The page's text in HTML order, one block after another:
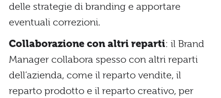
delle strategie di branding e apportare
eventuali correzioni.
Collaborazione con altri reparti: il Brand
Manager collabora spesso con altri reparti
dell’azienda, come il reparto vendite, il
reparto prodotto e il reparto creativo, per